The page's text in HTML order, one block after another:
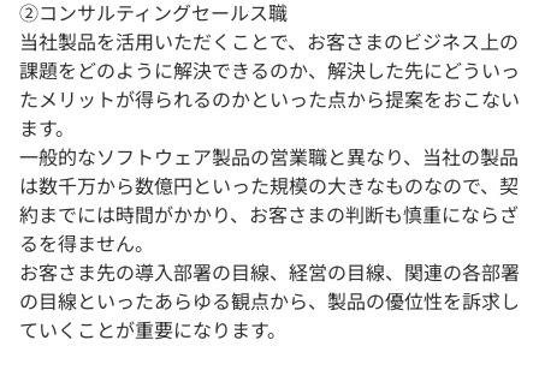
②コンサルティングセールス職
当社製品を活用いただくことで、お客さまのビジネス上の
課題をどのように解決できるのか、解決した先にどういっ
たメリットが得られるのかといった点から提案をおこない
ます。
一般的なソフトウェア製品の営業職と異なり、当社の製品
は数千万から数億円といった規模の大きなものなので、契
約までには時間がかかり、お客さまの判断も慎重にならざ
るを得ません。
お客さま先の導入部署の目線、経営の目線、関連の各部署
の目線といったあらゆる観点から、製品の優位性を訴求し
ていくことが重要になります。